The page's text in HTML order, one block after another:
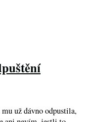
už dávno odpustila,